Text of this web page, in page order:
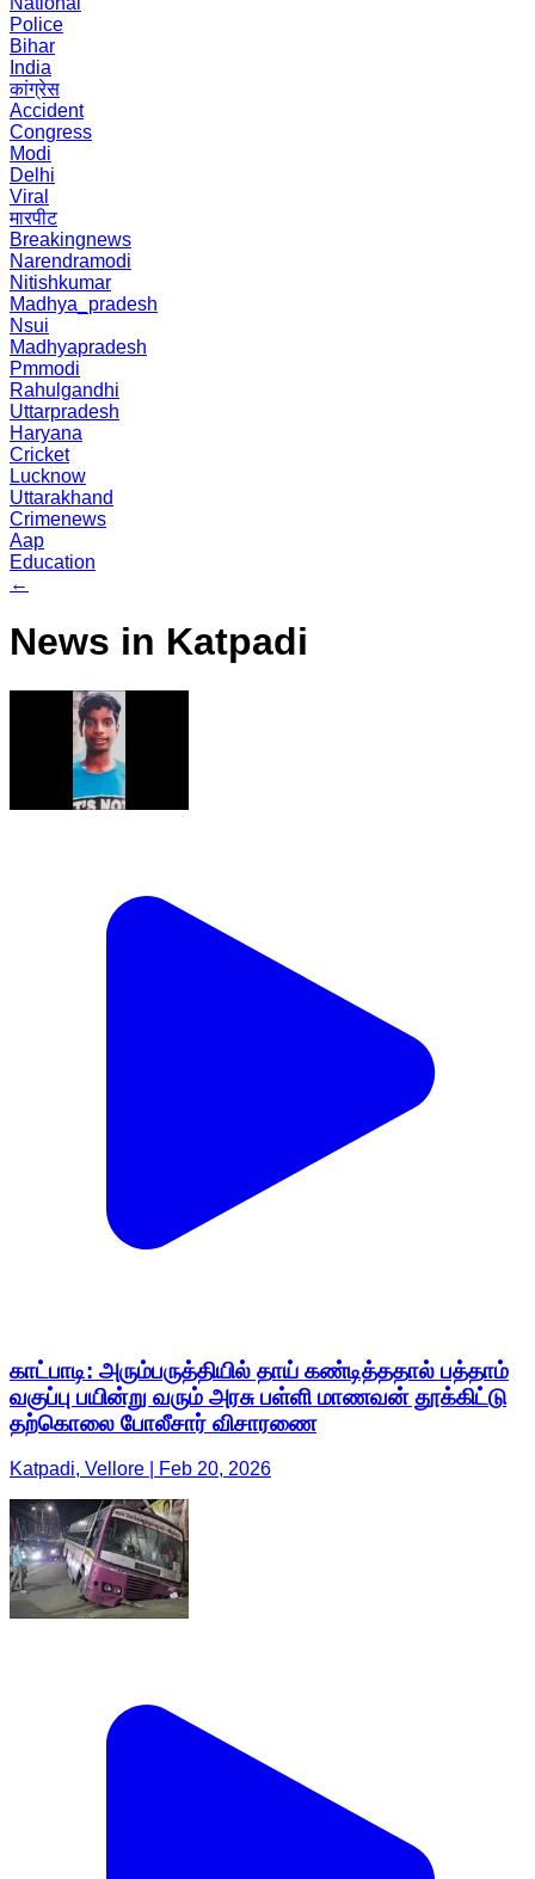
Police
Bihar
India
कांग्रेस
Accident
Congress
Modi
Delhi
Viral
मारपीट
Breakingnews
Narendramodi
Nitishkumar
Madhya_pradesh
Nsui
Madhyapradesh
Pmmodi
Rahulgandhi
Uttarpradesh
Haryana
Cricket
Lucknow
Uttarakhand
Crimenews
Aap
Education
←
News in Katpadi
காட்பாடி: அரும்பருத்தியில் தாய் கண்டித்ததால் பத்தாம்
வகுப்பு பயின்று வரும் அரசு பள்ளி மாணவன் தூக்கிட்டு
தற்கொலை போலீசார் விசாரணை
Katpadi, Vellore | Feb 20, 2026